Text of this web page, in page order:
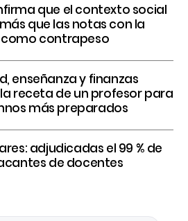
que el contexto social
que las notas con la
contrapeso
enseñanza y finanzas
receta de un profesor para
más preparados
adjudicadas el 99 % de
de docentes